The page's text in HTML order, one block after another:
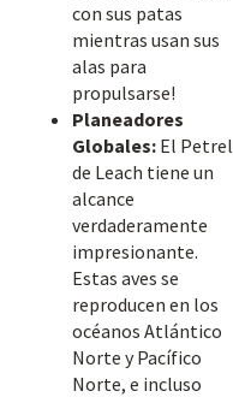
con sus patas
mientras usan sus
alas para
propulsarse!
Planeadores
Globales: El Petrel
de Leach tiene un
alcance
verdaderamente
impresionante.
Estas aves se
reproducen en los
océanos Atlántico
Norte y Pacífico
Norte, e incluso